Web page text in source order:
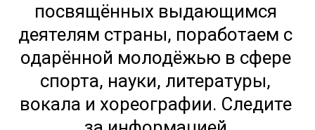
посвящённых выдающимся
деятелям страны, поработаем с
одарённой молодёжью в сфере
спорта, науки, литературы,
вокала и хореографии. Следите